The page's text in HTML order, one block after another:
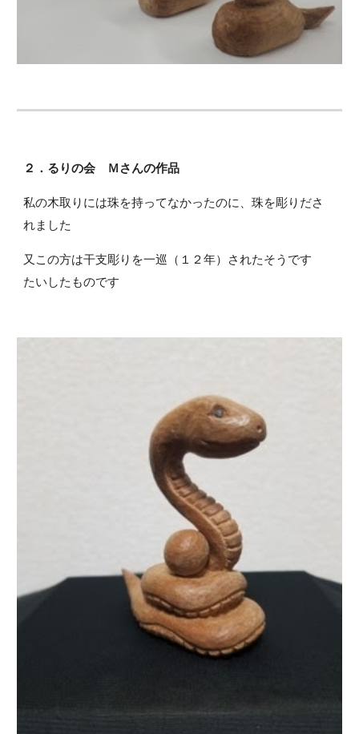
２．るりの会 Ｍさんの作品
私の木取りには珠を持ってなかったのに、珠を彫りださ
れました
又この方は干支彫りを一巡（１２年）されたそうです
たいしたものです